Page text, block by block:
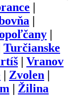
Turčianske
Vranov
Zvolen
Žilina